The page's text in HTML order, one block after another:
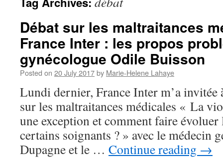
Débat sur les maltraitances
France Inter : les propos
gynécologue Odile Buisson
Posted on 20 July 2017by Marie-Helene Lahaye
Lundi dernier, France Inter m’a invitée
sur les maltraitances médicales « La
une exception et comment faire évoluer
certains soignants ? » avec le médecin
Dupagne et le … Continue reading →